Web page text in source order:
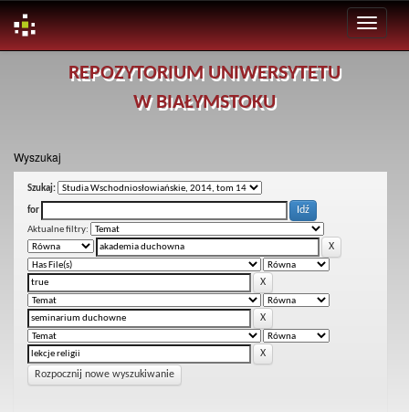
REPOZYTORIUM UNIWERSYTETU
W BIAŁYMSTOKU
Wyszukaj
Szukaj:
for
Aktualne filtry:
Rozpocznij nowe wyszukiwanie